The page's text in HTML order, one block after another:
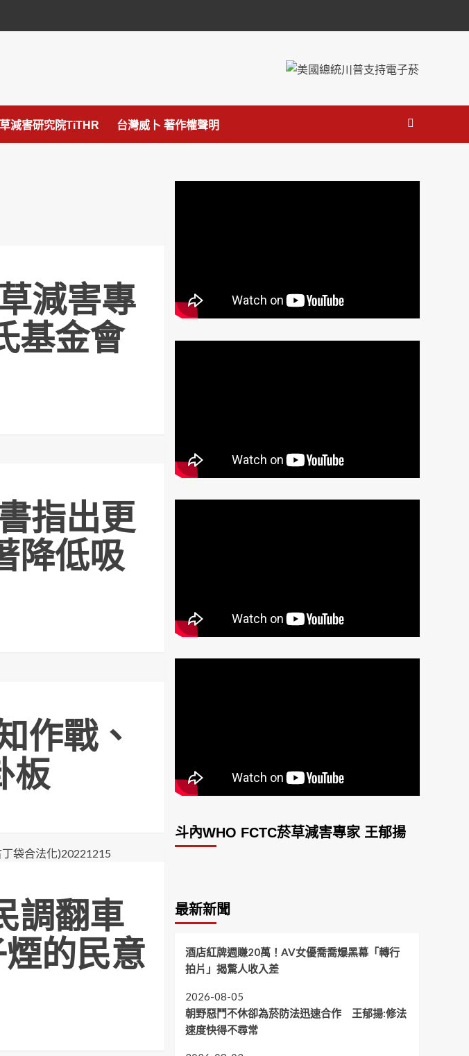
減害研究院TiTHR 台灣威卜 著作權聲明
減害專
基金會
指出更
降低吸
作戰、
板
調翻車
的民意
斗內WHO FCTC菸草減害專家 王郁揚
最新新聞
酒店紅牌週賺20萬！AV女優喬喬爆黑幕「轉行
拍片」揭驚人收入差
2026-08-05
朝野惡鬥不休卻為菸防法迅速合作 王郁揚:修法
速度快得不尋常